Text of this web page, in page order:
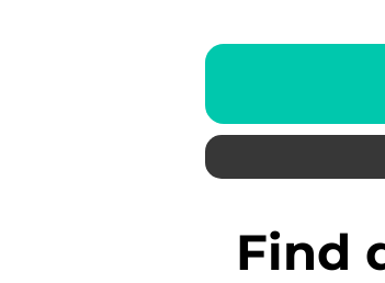
Find det rette inventar til dit